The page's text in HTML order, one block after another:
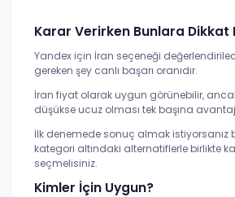
Karar Verirken Bunlara Dikkat
Yandex için İran seçeneği
gereken şey canlı başarı oranıdır.
İran fiyat olarak uygun görünebilir,
düşükse ucuz olması tek başına
İlk denemede sonuç almak istiyorsanız
kategori altındaki alternatiflerle birlikte
seçmelisiniz.
Kimler İçin Uygun?